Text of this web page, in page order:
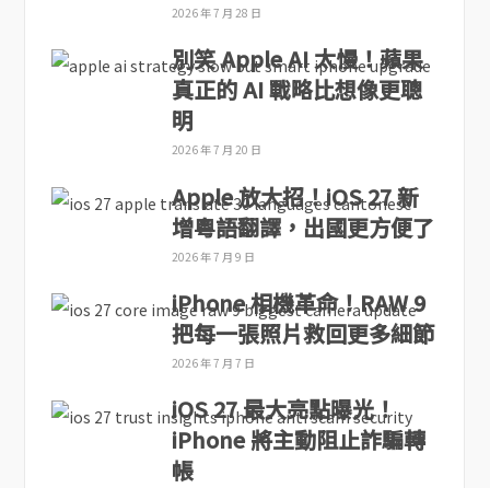
2026 年 7 月 28 日
別笑 Apple AI 太慢！蘋果
真正的 AI 戰略比想像更聰
明
2026 年 7 月 20 日
Apple 放大招！iOS 27 新
增粵語翻譯，出國更方便了
2026 年 7 月 9 日
iPhone 相機革命！RAW 9
把每一張照片救回更多細節
2026 年 7 月 7 日
iOS 27 最大亮點曝光！
iPhone 將主動阻止詐騙轉
帳